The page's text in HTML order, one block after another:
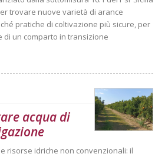
trovare nuove varietà di arance
pratiche di coltivazione più sicure, per
di un comparto in transizione
acqua di
risorse idriche non convenzionali: il